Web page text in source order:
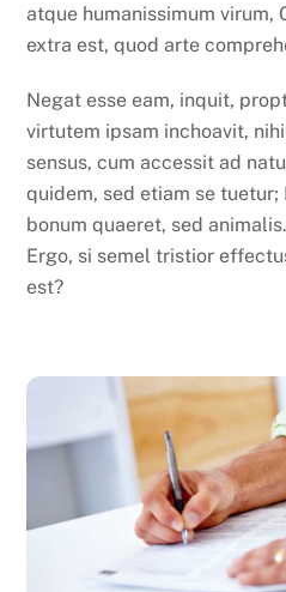
atque humanissimum virum,
extra est, quod arte
Negat esse eam, inquit,
virtutem ipsam inchoavit,
sensus, cum accessit ad
quidem, sed etiam se
bonum quaeret, sed
Ergo, si semel tristior
est?